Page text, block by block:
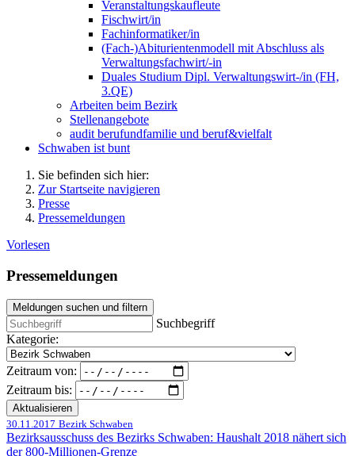
Veranstaltungskaufleute
Fischwirt/in
Fachinformatiker/in
(Fach-)Abiturientenmodell mit Abschluss als
Verwaltungsfachwirt/-in
Duales Studium Dipl. Verwaltungswirt-/in (FH,
3.QE)
Arbeiten beim Bezirk
Stellenangebote
audit berufundfamilie und beruf&vielfalt
Schwaben ist bunt
Sie befinden sich hier:
Zur Startseite navigieren
Presse
Pressemeldungen
Vorlesen
Pressemeldungen
Meldungen suchen und filtern
Suchbegriff
Kategorie:
Zeitraum von:
Zeitraum bis:
Aktualisieren
30.11.2017 Bezirk Schwaben
Bezirksausschuss des Bezirks Schwaben: Haushalt 2018 nähert sich
der 800-Millionen-Grenze